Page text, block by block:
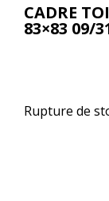
CADRE
83×83 09/
Rupture de